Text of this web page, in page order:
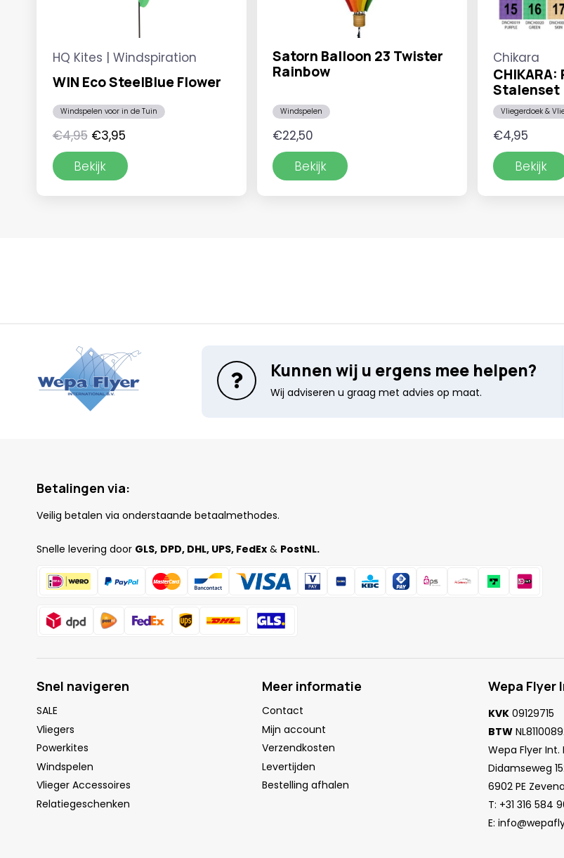
HQ Kites | Windspiration
WIN Eco SteelBlue Flower
Windspelen voor in de Tuin
€4,95 Oorspronkelijke
prijs
was:
€3,95Huidige
prijs
is:
Bekijk
Satorn Balloon 23 Twister
Rainbow
Windspelen
€22,50
Bekijk
Chikara
CHIKARA:
Stalenset
Vliegerdoek &
€4,95
Bekijk
Kunnen wij u ergens mee helpen?
Wij adviseren u graag met advies op maat.
Betalingen via:
Veilig betalen via onderstaande betaalmethodes.
Snelle levering door GLS, DPD, DHL, UPS, FedEx & PostNL.
Snel navigeren
SALE
Vliegers
Powerkites
Windspelen
Vlieger Accessoires
Relatiegeschenken
Meer informatie
Contact
Mijn account
Verzendkosten
Levertijden
Bestelling afhalen
Wepa Flyer
KVK09129715
BTW
Wepa Flyer Int.
Didamseweg
6902 PE
T: +31 316 584
E: